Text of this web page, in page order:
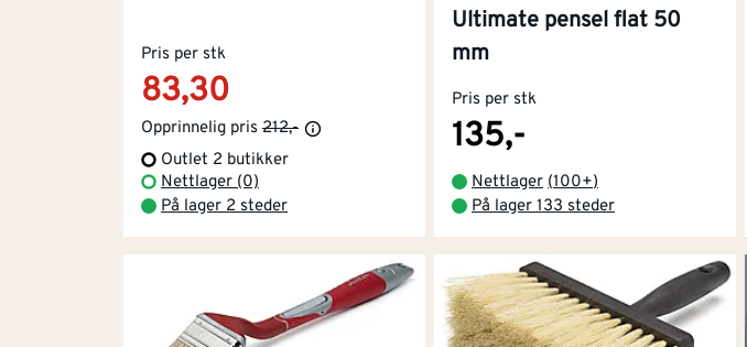
Pris per stk
83,30
Opprinnelig pris 212,-
Outlet 2 butikker
Nettlager (0)
På lager 2 steder
Ultimate pensel flat 50
mm
Pris per stk
135,-
Nettlager (100+)
På lager 133 steder